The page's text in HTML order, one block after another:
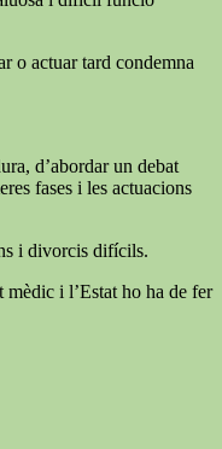
o actuar tard condemna
d’abordar un debat
fases i les actuacions
i divorcis difícils.
mèdic i l’Estat ho ha de fer